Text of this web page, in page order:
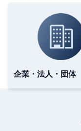
企業・法人・団体